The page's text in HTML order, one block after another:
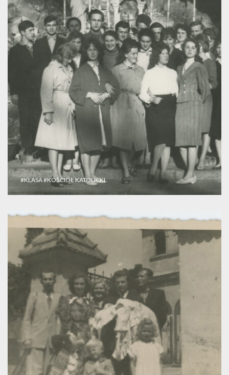
#KLASA#KOŚCIÓŁ KATOLICKI